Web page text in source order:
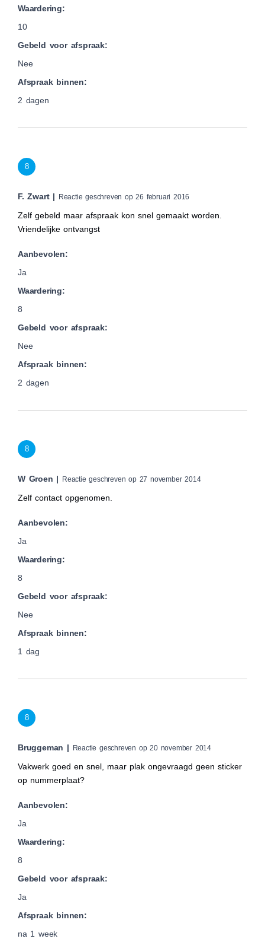
Waardering:
10
Gebeld voor afspraak:
Nee
Afspraak binnen:
2 dagen
8
F. Zwart | Reactie geschreven op 26 februari 2016
Zelf gebeld maar afspraak kon snel gemaakt worden.
Vriendelijke ontvangst
Aanbevolen:
Ja
Waardering:
8
Gebeld voor afspraak:
Nee
Afspraak binnen:
2 dagen
8
W Groen | Reactie geschreven op 27 november 2014
Zelf contact opgenomen.
Aanbevolen:
Ja
Waardering:
8
Gebeld voor afspraak:
Nee
Afspraak binnen:
1 dag
8
Bruggeman | Reactie geschreven op 20 november 2014
Vakwerk goed en snel, maar plak ongevraagd geen sticker
op nummerplaat?
Aanbevolen:
Ja
Waardering:
8
Gebeld voor afspraak:
Ja
Afspraak binnen:
na 1 week